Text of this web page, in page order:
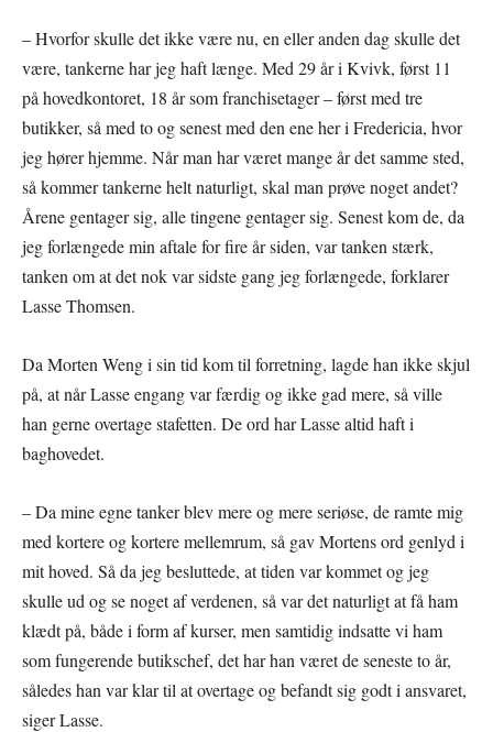
– Hvorfor skulle det ikke være nu, en eller anden dag skulle det
være, tankerne har jeg haft længe. Med 29 år i Kvivk, først 11
på hovedkontoret, 18 år som franchisetager – først med tre
butikker, så med to og senest med den ene her i Fredericia, hvor
jeg hører hjemme. Når man har været mange år det samme sted,
så kommer tankerne helt naturligt, skal man prøve noget andet?
Årene gentager sig, alle tingene gentager sig. Senest kom de, da
jeg forlængede min aftale for fire år siden, var tanken stærk,
tanken om at det nok var sidste gang jeg forlængede, forklarer
Lasse Thomsen.
Da Morten Weng i sin tid kom til forretning, lagde han ikke skjul
på, at når Lasse engang var færdig og ikke gad mere, så ville
han gerne overtage stafetten. De ord har Lasse altid haft i
baghovedet.
– Da mine egne tanker blev mere og mere seriøse, de ramte mig
med kortere og kortere mellemrum, så gav Mortens ord genlyd i
mit hoved. Så da jeg besluttede, at tiden var kommet og jeg
skulle ud og se noget af verdenen, så var det naturligt at få ham
klædt på, både i form af kurser, men samtidig indsatte vi ham
som fungerende butikschef, det har han været de seneste to år,
således han var klar til at overtage og befandt sig godt i ansvaret,
siger Lasse.